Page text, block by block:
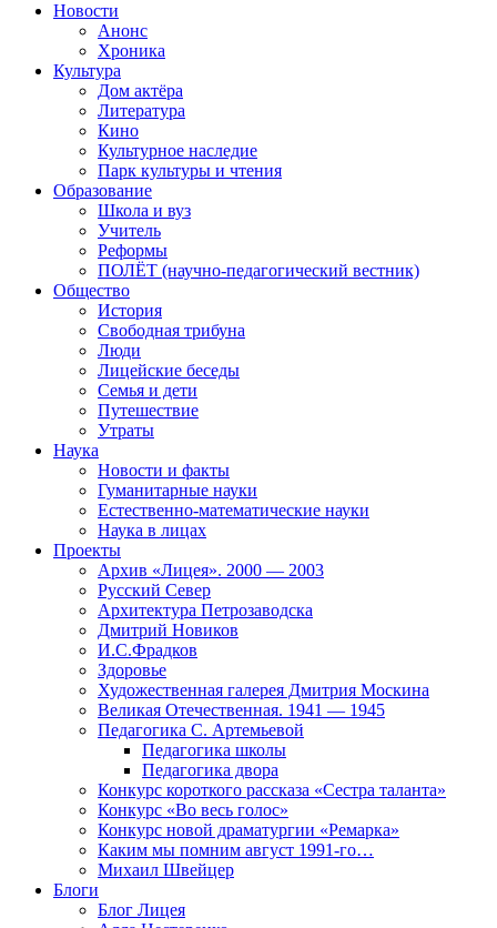
Новости
Анонс
Хроника
Культура
Дом актёра
Литература
Кино
Культурное наследие
Парк культуры и чтения
Образование
Школа и вуз
Учитель
Реформы
ПОЛЁТ (научно-педагогический вестник)
Общество
История
Свободная трибуна
Люди
Лицейские беседы
Семья и дети
Путешествие
Утраты
Наука
Новости и факты
Гуманитарные науки
Естественно-математические науки
Наука в лицах
Проекты
Архив «Лицея». 2000 — 2003
Русский Север
Архитектура Петрозаводска
Дмитрий Новиков
И.С.Фрадков
Здоровье
Художественная галерея Дмитрия Москина
Великая Отечественная. 1941 — 1945
Педагогика С. Артемьевой
Педагогика школы
Педагогика двора
Конкурс короткого рассказа «Сестра таланта»
Конкурс «Во весь голос»
Конкурс новой драматургии «Ремарка»
Каким мы помним август 1991-го…
Михаил Швейцер
Блоги
Блог Лицея